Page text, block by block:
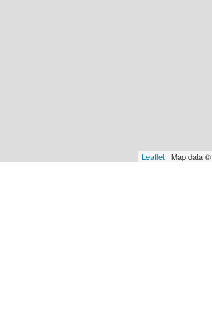
Leaflet| Map data ©